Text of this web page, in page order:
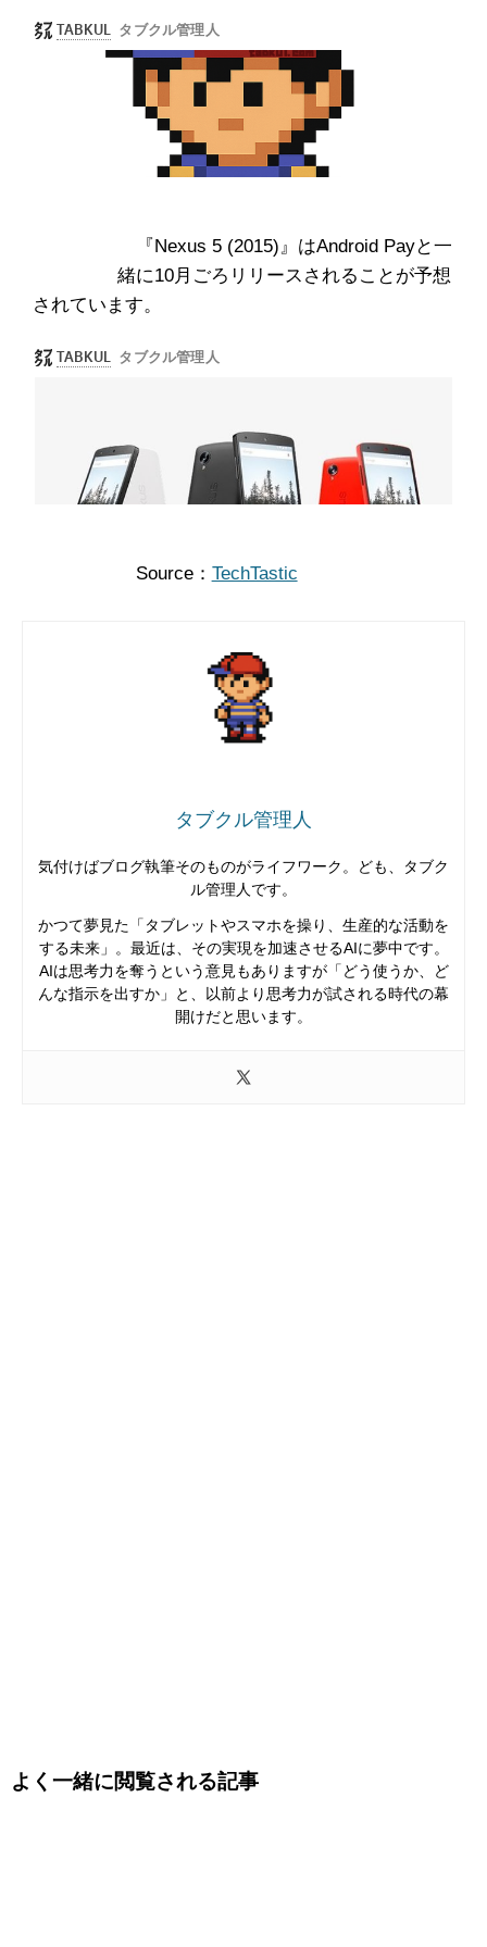
『Nexus 5 (2015)』はAndroid Payと一
緒に10月ごろリリースされることが予想
されています。
Source： TechTastic
タブクル管理人
気付けばブログ執筆そのものがライフワーク。ども、タブク
ル管理人です。
かつて夢見た「タブレットやスマホを操り、生産的な活動を
する未来」。最近は、その実現を加速させるAIに夢中です。
AIは思考力を奪うという意見もありますが「どう使うか、ど
んな指示を出すか」と、以前より思考力が試される時代の幕
開けだと思います。
よく一緒に閲覧される記事